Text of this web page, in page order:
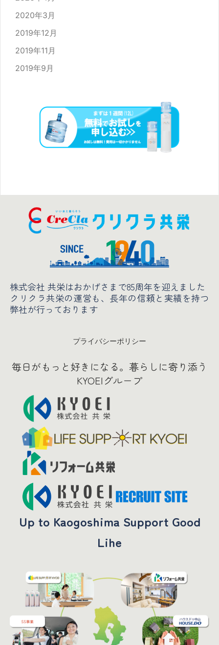
2020年3月
2019年12月
2019年11月
2019年9月
株式会社 共栄はおかげさまで85周年を迎えました
クリクラ共栄の運営も、長年の信頼と実績を持つ
弊社が行っております
プライバシーポリシー
毎日がもっと好きになる。暮らしに寄り添う
KYOEIグループ
Up to Kaogoshima Support Good
Lihe